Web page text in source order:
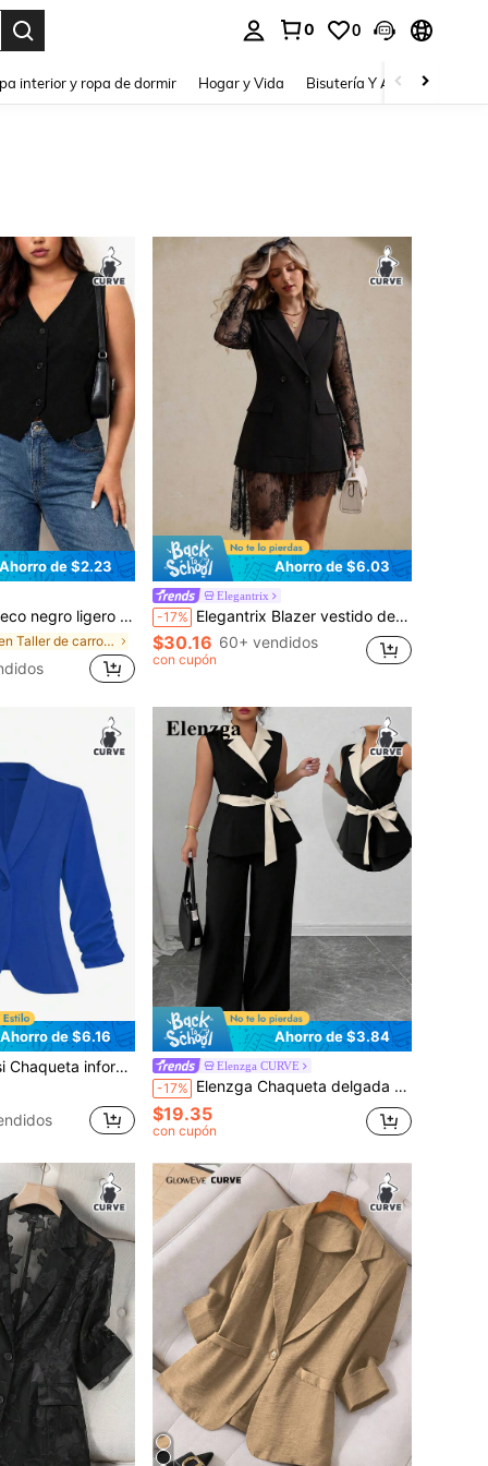
0 0
interior y ropa de dormir Hogar y Vida Bisutería Y Accesorios
Ahorro de $2.23
para mujer, para silueta de manzana y redondeada, para el verano
en Taller de carrocería Trajes de talla grande
Ahorro de $6.03
Elegantrix
-17% Elegantrix Blazer vestido de mujer talla grande primavera/otoño 1 pieza con mangas de encaje transparente y patchwork, doble botonadura, entallado en la cintura, efecto adelgazante, largo medio, estilo maduro y picante para citas y trabajo
$30.16 60+ vendidos
con cupón
Ahorro de $6.16
mujer de unicolor con un solo botón, apropiada para el trabajo
Ahorro de $3.84
Elenzga CURVE
-17% Elenzga Chaqueta delgada de mujer con doble botonadura, cuello de solapa, cintura ceñida y contraste de color, de tela de lino con sensación elegante y versátil, sin mangas, para uso diario (Colección Kooky Elegance - Vibes de Woe Is Me - Estética del miércoles), talla grande
$19.35
con cupón